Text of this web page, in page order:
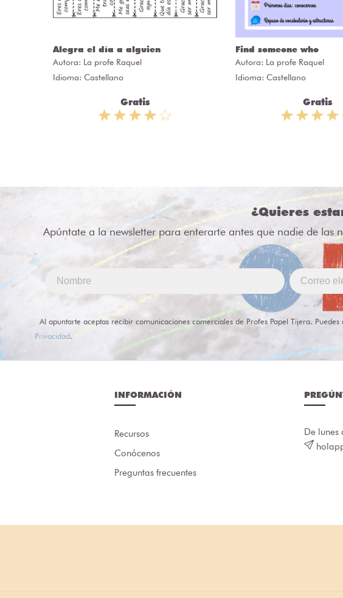
Alegra el día a alguien
Autora: La profe Raquel
Idioma: Castellano
Gratis
Find someone who
Autora: La profe Raquel
Idioma: Castellano
Gratis
¿Quieres
Apúntate a la newsletter para enterarte antes que nadie de las
Al apuntarte aceptas recibir comunicaciones comerciales de Profes Papel Tijera.
Privacidad.
INFORMACIÓN
Recursos
Conócenos
Preguntas frecuentes
De lunes